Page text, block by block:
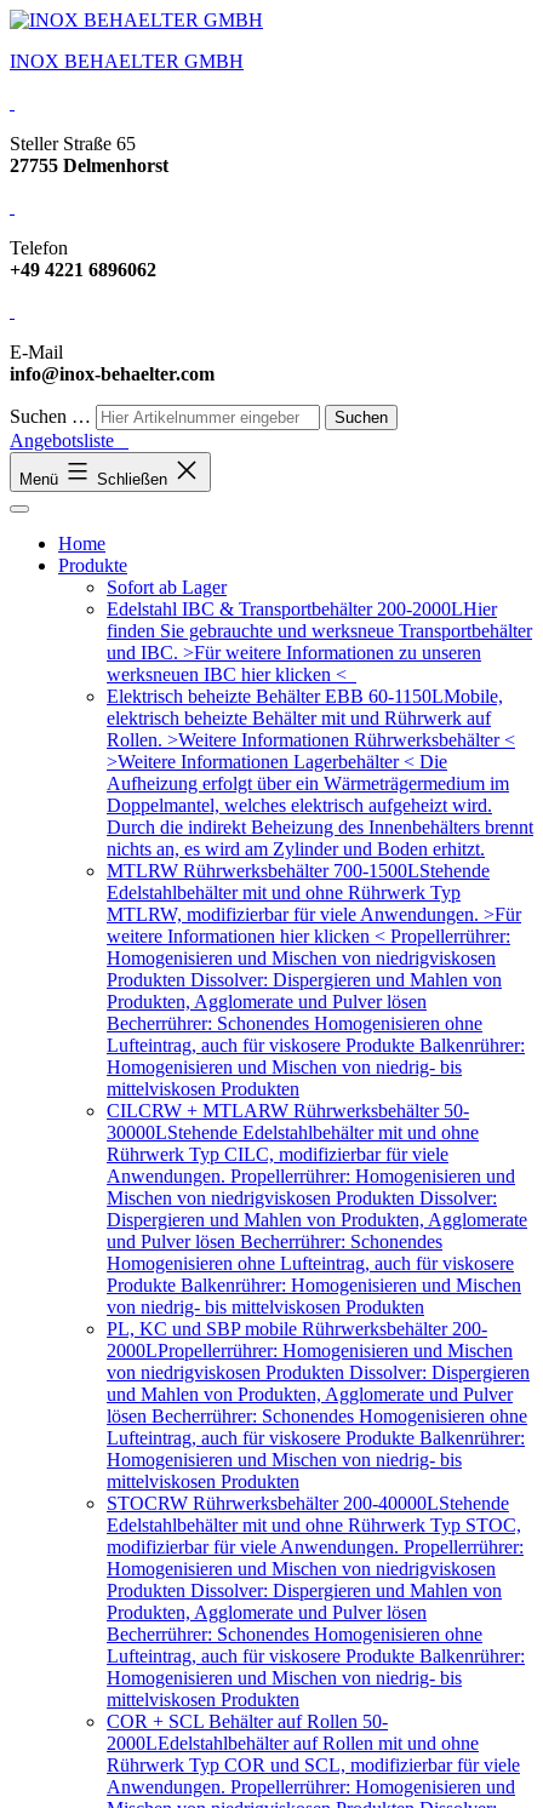
INOX BEHAELTER GMBH
Steller Straße 65
27755 Delmenhorst
Telefon
+49 4221 6896062
E-Mail
info@inox-behaelter.com
Suchen …
Angebotsliste
Menü Schließen
Home
Produkte
Sofort ab Lager
Edelstahl IBC & Transportbehälter 200-2000LHier
finden Sie gebrauchte und werksneue Transportbehälter
und IBC. >Für weitere Informationen zu unseren
werksneuen IBC hier klicken <
Elektrisch beheizte Behälter EBB 60-1150LMobile,
elektrisch beheizte Behälter mit und Rührwerk auf
Rollen. >Weitere Informationen Rührwerksbehälter <
>Weitere Informationen Lagerbehälter < Die
Aufheizung erfolgt über ein Wärmeträgermedium im
Doppelmantel, welches elektrisch aufgeheizt wird.
Durch die indirekt Beheizung des Innenbehälters brennt
nichts an, es wird am Zylinder und Boden erhitzt.
MTLRW Rührwerksbehälter 700-1500LStehende
Edelstahlbehälter mit und ohne Rührwerk Typ
MTLRW, modifizierbar für viele Anwendungen. >Für
weitere Informationen hier klicken < Propellerrührer:
Homogenisieren und Mischen von niedrigviskosen
Produkten Dissolver: Dispergieren und Mahlen von
Produkten, Agglomerate und Pulver lösen
Becherrührer: Schonendes Homogenisieren ohne
Lufteintrag, auch für viskosere Produkte Balkenrührer:
Homogenisieren und Mischen von niedrig- bis
mittelviskosen Produkten
CILCRW + MTLARW Rührwerksbehälter 50-
30000LStehende Edelstahlbehälter mit und ohne
Rührwerk Typ CILC, modifizierbar für viele
Anwendungen. Propellerrührer: Homogenisieren und
Mischen von niedrigviskosen Produkten Dissolver:
Dispergieren und Mahlen von Produkten, Agglomerate
und Pulver lösen Becherrührer: Schonendes
Homogenisieren ohne Lufteintrag, auch für viskosere
Produkte Balkenrührer: Homogenisieren und Mischen
von niedrig- bis mittelviskosen Produkten
PL, KC und SBP mobile Rührwerksbehälter 200-
2000LPropellerrührer: Homogenisieren und Mischen
von niedrigviskosen Produkten Dissolver: Dispergieren
und Mahlen von Produkten, Agglomerate und Pulver
lösen Becherrührer: Schonendes Homogenisieren ohne
Lufteintrag, auch für viskosere Produkte Balkenrührer:
Homogenisieren und Mischen von niedrig- bis
mittelviskosen Produkten
STOCRW Rührwerksbehälter 200-40000LStehende
Edelstahlbehälter mit und ohne Rührwerk Typ STOC,
modifizierbar für viele Anwendungen. Propellerrührer:
Homogenisieren und Mischen von niedrigviskosen
Produkten Dissolver: Dispergieren und Mahlen von
Produkten, Agglomerate und Pulver lösen
Becherrührer: Schonendes Homogenisieren ohne
Lufteintrag, auch für viskosere Produkte Balkenrührer:
Homogenisieren und Mischen von niedrig- bis
mittelviskosen Produkten
COR + SCL Behälter auf Rollen 50-
2000LEdelstahlbehälter auf Rollen mit und ohne
Rührwerk Typ COR und SCL, modifizierbar für viele
Anwendungen. Propellerrührer: Homogenisieren und